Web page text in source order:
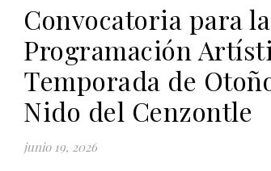
Convocatoria para la
Programación
Temporada de
Nido del Cenzontle
junio 19, 2026